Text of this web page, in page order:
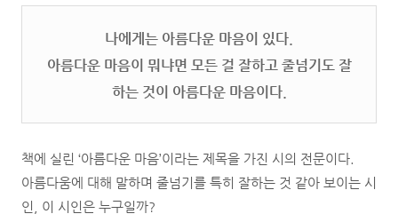
나에게는 아름다운 마음이 있다.
아름다운 마음이 뭐냐면 모든 걸 잘하고 줄넘기도 잘
하는 것이 아름다운 마음이다.
책에 실린 ‘아름다운 마음’이라는 제목을 가진 시의 전문이다.
아름다움에 대해 말하며 줄넘기를 특히 잘하는 것 같아 보이는 시
인, 이 시인은 누구일까?